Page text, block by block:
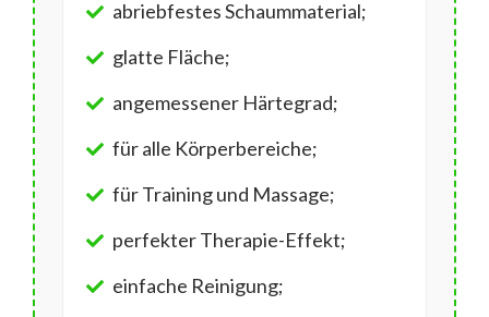
abriebfestes Schaummaterial;
glatte Fläche;
angemessener Härtegrad;
für alle Körperbereiche;
für Training und Massage;
perfekter Therapie-Effekt;
einfache Reinigung;